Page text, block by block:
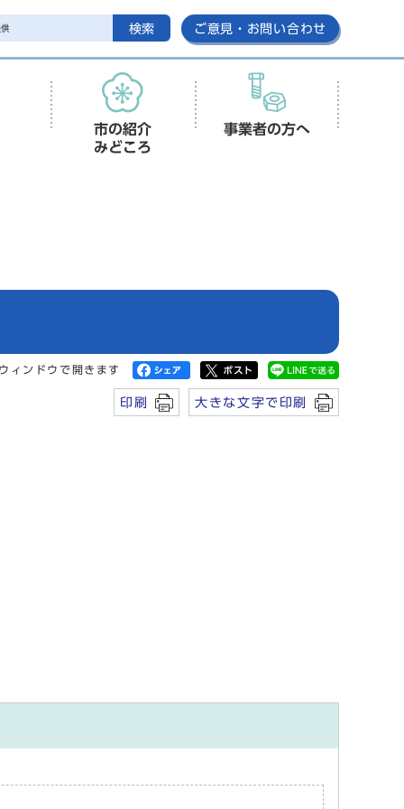
検索 ご意見・お問い合わせ
市の紹介
みどころ
事業者の方へ
ィンドウで開きます
印刷 大きな文字で印刷